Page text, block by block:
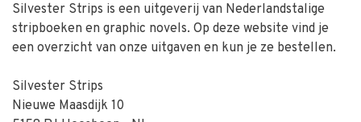
Silvester Strips is een uitgeverij van Nederlandstalige
stripboeken en graphic novels. Op deze website vind je
een overzicht van onze uitgaven en kun je ze bestellen.
Silvester Strips
Nieuwe Maasdijk 10